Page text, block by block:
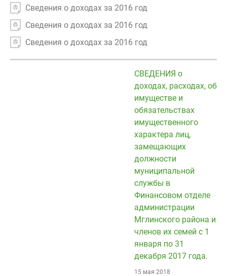
Сведения о доходах за 2016 год
Сведения о доходах за 2016 год
Сведения о доходах за 2016 год
СВЕДЕНИЯ о
доходах, расходах, об
имуществе и
обязательствах
имущественного
характера лиц,
замещающих
должности
муниципальной
службы в
Финансовом отделе
администрации
Мглинского района и
членов их семей с 1
января по 31
декабря 2017 года.
15 мая 2018